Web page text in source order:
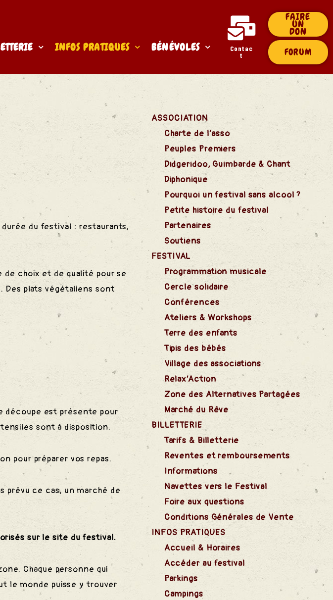
INFOS PRATIQUES BÉNÉVOLES
Contac
t
FAIRE
UN
DON
FORUM
durée du festival : restaurants,
de choix et de qualité pour se
Des plats végétaliens sont
découpe est présente pour
sont à disposition.
pour préparer vos repas.
prévu ce cas, un marché de
sur le site du festival.
Chaque personne qui
le monde puisse y trouver
ASSOCIATION
Charte de l’asso
Peuples Premiers
Didgeridoo, Guimbarde & Chant
Diphonique
Pourquoi un festival sans alcool ?
Petite histoire du festival
Partenaires
Soutiens
FESTIVAL
Programmation musicale
Cercle solidaire
Conférences
Ateliers & Workshops
Terre des enfants
Tipis des bébés
Village des associations
Relax’Action
Zone des Alternatives Partagées
Marché du Rêve
BILLETTERIE
Tarifs & Billetterie
Reventes et remboursements
Informations
Navettes vers le Festival
Foire aux questions
Conditions Générales de Vente
INFOS PRATIQUES
Accueil & Horaires
Accéder au festival
Parkings
Campings